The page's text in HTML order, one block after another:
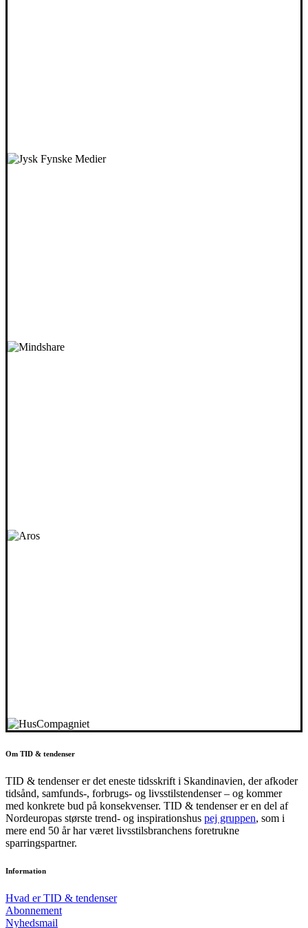
Om TID & tendenser
TID & tendenser er det eneste tidsskrift i Skandinavien, der afkoder
tidsånd, samfunds-, forbrugs- og livsstilstendenser – og kommer
med konkrete bud på konsekvenser. TID & tendenser er en del af
Nordeuropas største trend- og inspirationshus pej gruppen, som i
mere end 50 år har været livsstilsbranchens foretrukne
sparringspartner.
Information
Hvad er TID & tendenser
Abonnement
Nyhedsmail